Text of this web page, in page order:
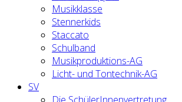
Musikklasse
Stennerkids
Staccato
Schulband
Musikproduktions-AG
Licht- und Tontechnik-AG
SV